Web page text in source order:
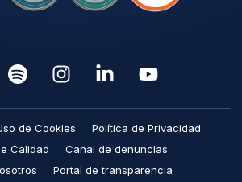
de Cookies
Política de Privacidad
Calidad
Canal de denuncias
Portal de transparencia